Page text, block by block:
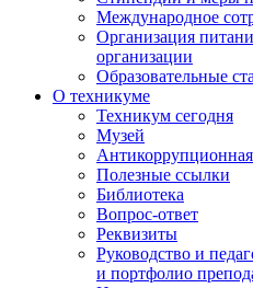
Международное
Организация
организации
Образовательные
О техникуме
Техникум сегодня
Музей
Антикоррупционная
Полезные ссылки
Библиотека
Вопрос-ответ
Реквизиты
Руководство и
и портфолио